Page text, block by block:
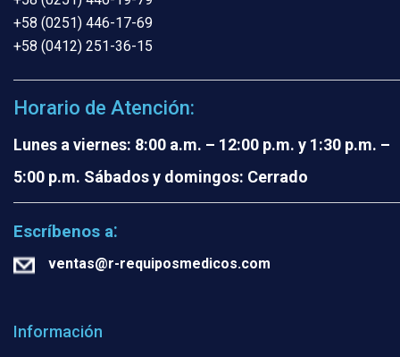
+58 (0251) 446-17-69
+58 (0412) 251-36-15
Horario de Atención:
Lunes a viernes: 8:00 a.m. – 12:00 p.m. y 1:30 p.m. –
5:00 p.m. Sábados y domingos: Cerrado
Escríbenos a:
ventas@r-requiposmedicos.com
Información